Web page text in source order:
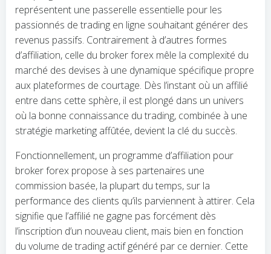
représentent une passerelle essentielle pour les
passionnés de trading en ligne souhaitant générer des
revenus passifs. Contrairement à d’autres formes
d’affiliation, celle du broker forex mêle la complexité du
marché des devises à une dynamique spécifique propre
aux plateformes de courtage. Dès l’instant où un affilié
entre dans cette sphère, il est plongé dans un univers
où la bonne connaissance du trading, combinée à une
stratégie marketing affûtée, devient la clé du succès.
Fonctionnellement, un programme d’affiliation pour
broker forex propose à ses partenaires une
commission basée, la plupart du temps, sur la
performance des clients qu’ils parviennent à attirer. Cela
signifie que l’affilié ne gagne pas forcément dès
l’inscription d’un nouveau client, mais bien en fonction
du volume de trading actif généré par ce dernier. Cette